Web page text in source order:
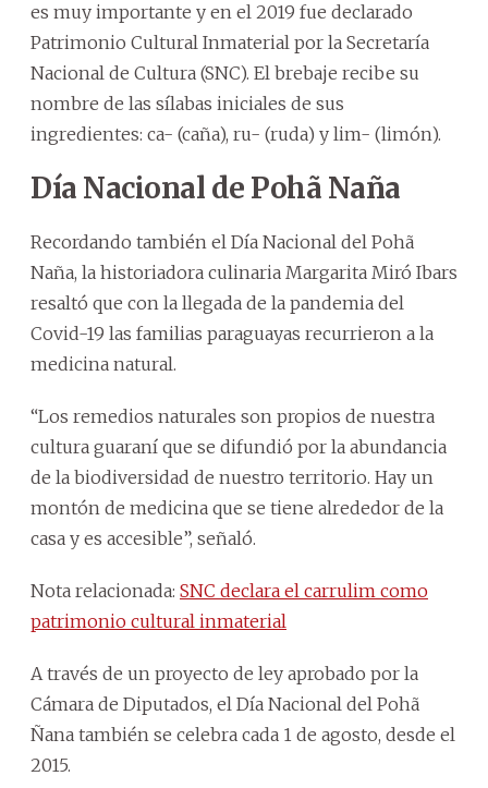
es muy importante y en el 2019 fue declarado
Patrimonio Cultural Inmaterial por la Secretaría
Nacional de Cultura (SNC). El brebaje recibe su
nombre de las sílabas iniciales de sus
ingredientes: ca- (caña), ru- (ruda) y lim- (limón).
Día Nacional de Pohã Naña
Recordando también el Día Nacional del Pohã
Naña, la historiadora culinaria Margarita Miró Ibars
resaltó que con la llegada de la pandemia del
Covid-19 las familias paraguayas recurrieron a la
medicina natural.
“Los remedios naturales son propios de nuestra
cultura guaraní que se difundió por la abundancia
de la biodiversidad de nuestro territorio. Hay un
montón de medicina que se tiene alrededor de la
casa y es accesible”, señaló.
Nota relacionada: SNC declara el carrulim como
patrimonio cultural inmaterial
A través de un proyecto de ley aprobado por la
Cámara de Diputados, el Día Nacional del Pohã
Ñana también se celebra cada 1 de agosto, desde el
2015.